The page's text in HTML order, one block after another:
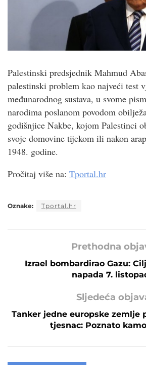
Palestinski predsjednik Mahmud
palestinski problem kao najveći test
međunarodnog sustava, u svome
narodima poslanom povodom
godišnjice Nakbe, kojom Palestinci
svoje domovine tijekom ili nakon
1948. godine.
Pročitaj više na: Tportal.hr
Oznake: Tportal.hr
Prethodna
Izrael bombardirao Gazu:
napada 7.
Sljedeća
Tanker jedne europske zemlje
tjesnac: Poznato